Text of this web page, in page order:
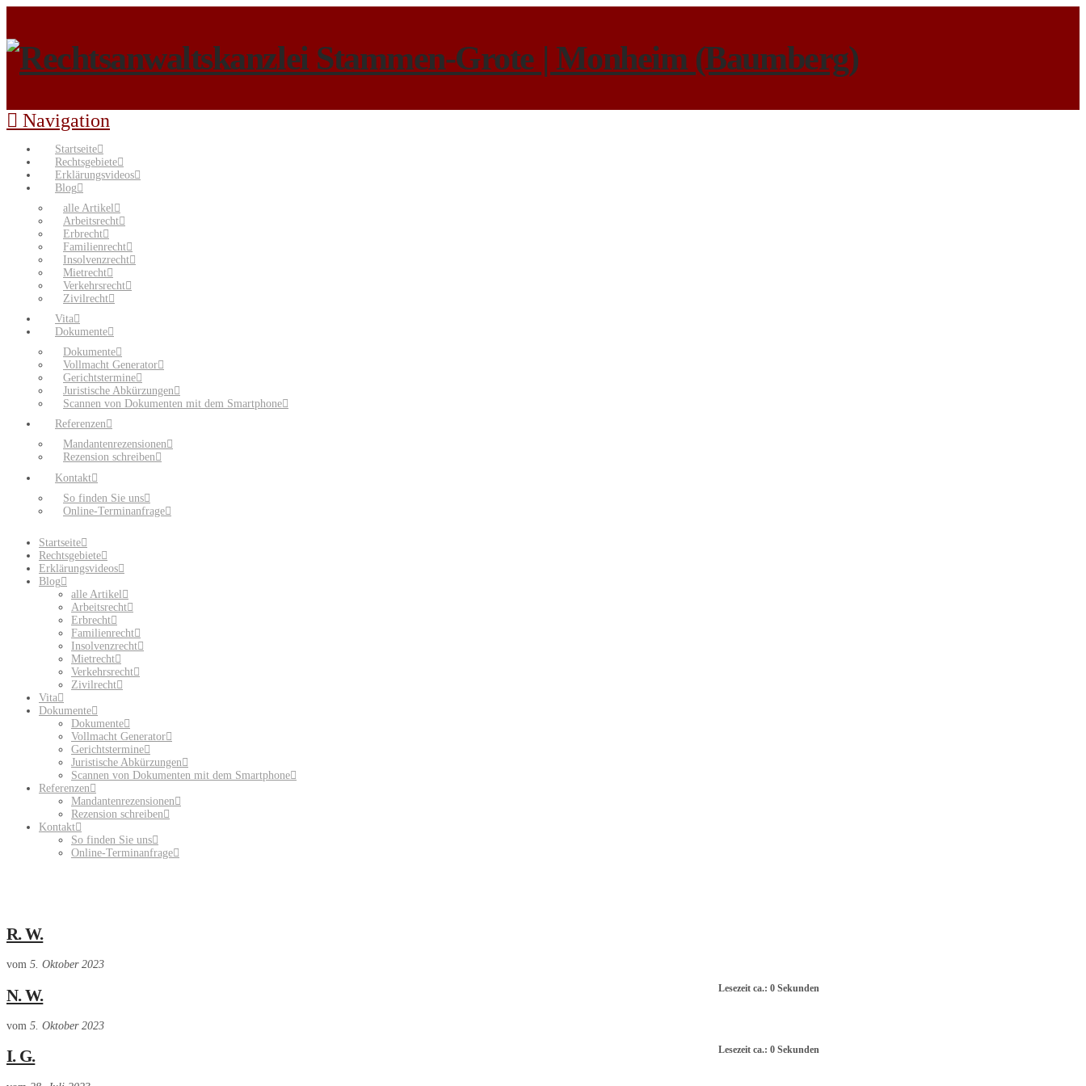
Navigation
Startseite
Rechtsgebiete
Erklärungsvideos
Blog
alle Artikel
Arbeitsrecht
Erbrecht
Familienrecht
Insolvenzrecht
Mietrecht
Verkehrsrecht
Zivilrecht
Vita
Dokumente
Dokumente
Vollmacht Generator
Gerichtstermine
Juristische Abkürzungen
Scannen von Dokumenten mit dem Smartphone
Referenzen
Mandantenrezensionen
Rezension schreiben
Kontakt
So finden Sie uns
Online-Terminanfrage
Startseite
Rechtsgebiete
Erklärungsvideos
Blog
alle Artikel
Arbeitsrecht
Erbrecht
Familienrecht
Insolvenzrecht
Mietrecht
Verkehrsrecht
Zivilrecht
Vita
Dokumente
Dokumente
Vollmacht Generator
Gerichtstermine
Juristische Abkürzungen
Scannen von Dokumenten mit dem Smartphone
Referenzen
Mandantenrezensionen
Rezension schreiben
Kontakt
So finden Sie uns
Online-Terminanfrage
R. W.
vom 5. Oktober 2023
Lesezeit ca.: 0 Sekunden
N. W.
vom 5. Oktober 2023
Lesezeit ca.: 0 Sekunden
I. G.